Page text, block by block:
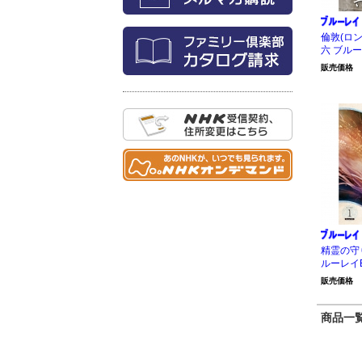
倫敦(ロ
六 ブル
販売価格
精霊の守
ルーレ
販売価格
商品一